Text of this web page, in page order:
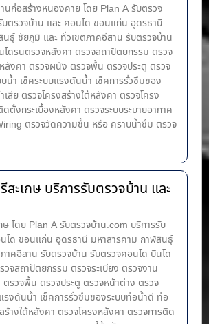
ก่อสร้างหนองคาย โดย Plan A รับตรวจ
บตรวจบ้าน และ คอนโด ขอนแก่น อุดรธานี
นธุ์ ชัยภูมิ และ ทั่วเขตภาคอีสาน รับตรวจบ้าน
ดรนตรวจหลังคา ตรวจสถาปัตยกรรม ตรวจ
ลังคา ตรวจผนัง ตรวจพื้น ตรวจประตู ตรวจ
น้ำ เช็คระบบแรงดันน้ำ เช็คการรั่วซึมของ
สีย ตรวจโครงสร้างใต้หลังคา ตรวจโครง
ตั้งกระเบื้องหลังคา ตรวจระบบระบายอากาศ
ตรวจวัดความชื้น หรือ คราบน้ำซึม ตรวจ
ะเกษ บริการรับตรวจบ้าน และ
ษ โดย Plan A รับตรวจบ้าน.com บริการรับ
โด ขอนแก่น อุดรธานี มหาสารคาม กาฬสินธุ์
าคอีสาน รับตรวจบ้าน รับตรวจคอนโด บินโด
จสถาปัตยกรรม ตรวจระเบียง ตรวจงาน
รวจพื้น ตรวจประตู ตรวจหน้าต่าง​ ตรวจ
รงดันน้ำ เช็คการรั่วซึมของระบบท่อน้ำ​ดี ท่อ
ร้างใต้หลังคา ตรวจโครงหลังคา ตรวจการติด